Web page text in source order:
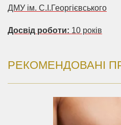
ДМУ ім. С.І.Георгієвського
Досвід роботи: 10 років
РЕКОМЕНДОВАНІ